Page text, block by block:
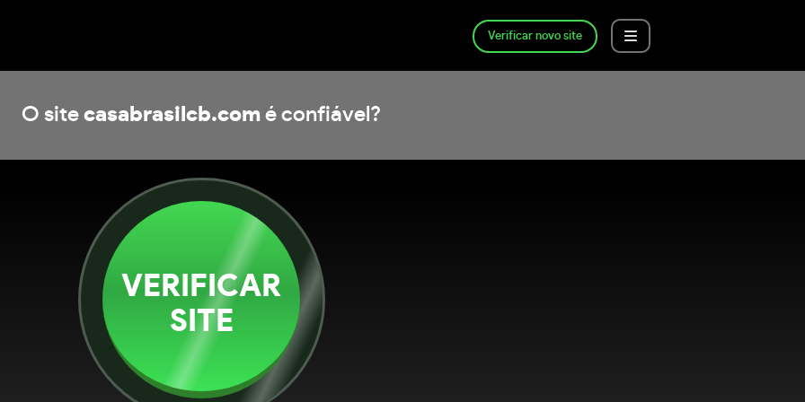
Verificar novo site
O site casabrasilcb.com é confiável?
VERIFICAR
SITE